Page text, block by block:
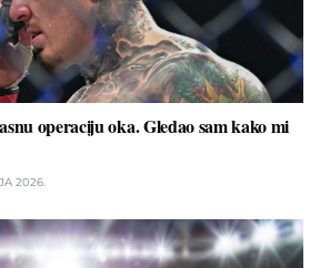
operaciju oka. Gledao sam kako mi
2026.